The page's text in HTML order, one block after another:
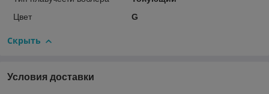
Цвет
G
Скрыть
Условия доставки